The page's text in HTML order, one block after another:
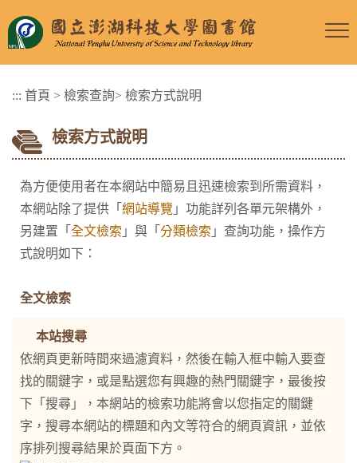
::: 首頁 > 檢索查詢> 檢索方式說明
檢索方式說明
為方便使用者在本網站中簡易且迅速檢索到所需資料，
本網站除了提供「 網站導覽 」功能詳列各單元架構外，
另建置「 全文檢索 」與「 分類檢索 」查詢功能，操作方
式說明如下：
全文檢索
本站搜尋
依網頁更新時間來過濾資料，然後在輸入框中輸入要查
找的關鍵字，或是點選您有興趣的熱門關鍵字，最後按
下「搜尋」，本網站的檢索功能將會以您指定的關鍵
字，搜尋本網站的標題和內文等符合的網頁資訊，並依
序排列搜尋結果於頁面下方。